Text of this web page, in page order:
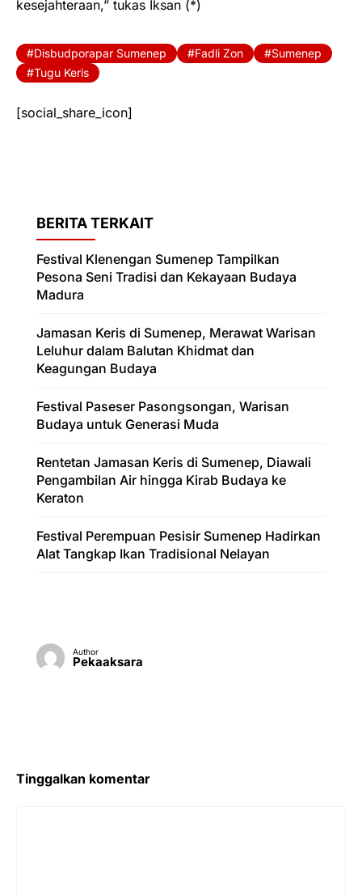
kesejahteraan,” tukas Iksan (*)
Disbudporapar Sumenep Fadli Zon
Sumenep
Tugu Keris
[social_share_icon]
BERITA TERKAIT
Festival Klenengan Sumenep Tampilkan
Pesona Seni Tradisi dan Kekayaan Budaya
Madura
Jamasan Keris di Sumenep, Merawat Warisan
Leluhur dalam Balutan Khidmat dan
Keagungan Budaya
Festival Paseser Pasongsongan, Warisan
Budaya untuk Generasi Muda
Rentetan Jamasan Keris di Sumenep, Diawali
Pengambilan Air hingga Kirab Budaya ke
Keraton
Festival Perempuan Pesisir Sumenep Hadirkan
Alat Tangkap Ikan Tradisional Nelayan
Author
Pekaaksara
Tinggalkan komentar